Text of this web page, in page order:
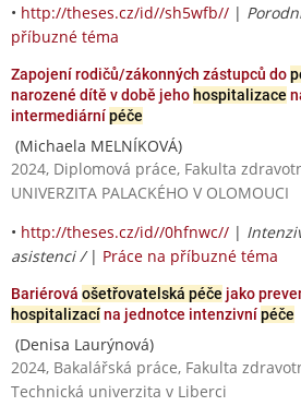
• http://theses.cz/id//sh5wfb// |
příbuzné téma
Zapojení rodičů/zákonných zástupců do
narozené dítě v době jeho hospitalizace
intermediárnípéče
(Michaela MELNÍKOVÁ)
2024, Diplomová práce, Fakulta
UNIVERZITA PALACKÉHO V OLOMOUCI
• http://theses.cz/id//0hfnwc// |
asistenci / | Práce na příbuzné téma
Bariérová ošetřovatelská péče jako
hospitalizacína jednotce intenzivnípéče
(Denisa Laurýnová)
2024, Bakalářská práce, Fakulta
Technická univerzita v Liberci